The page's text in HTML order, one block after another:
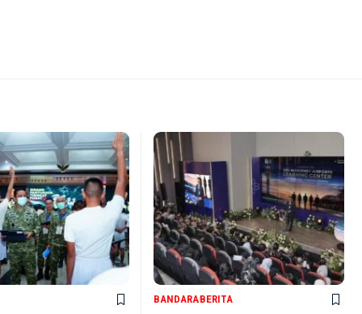
BANDARABERITA